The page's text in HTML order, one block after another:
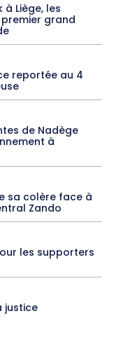
Liège, les
grand
reportée au 4
de Nadège
à
sa colère face à
Zando
les supporters
justice